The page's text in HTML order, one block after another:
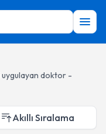
uygulayan doktor -
Akıllı Sıralama